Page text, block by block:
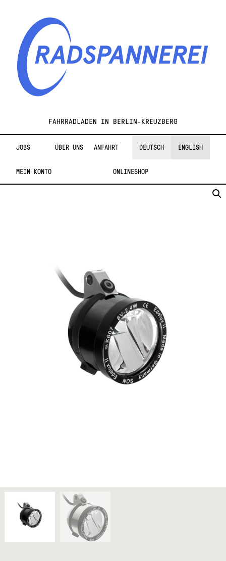
RadspannereiFAHRRADLADEN IN BERLIN-KREUZBERG
JOBS ÜBER UNS ANFAHRT DEUTSCH ENGLISH
MEIN KONTO ONLINESHOP